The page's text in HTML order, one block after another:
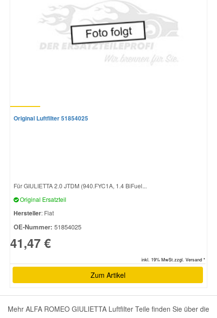
Original Luftfilter 51854025
Für GIULIETTA 2.0 JTDM (940.FYC1A, 1.4 BiFuel...
Original Ersatzteil
Hersteller: Fiat
OE-Nummer: 51854025
41,47 €
inkl. 19% MwSt.zzgl. Versand *
Zum Artikel
Mehr ALFA ROMEO GIULIETTA Luftfilter Teile finden Sie über die